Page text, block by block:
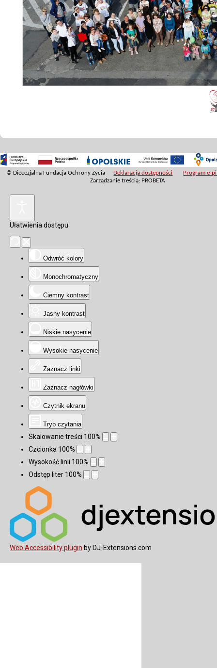
© Diecezjalna Fundacja Ochrony Życia Deklaracja dostępności
Program e-
Zarządzanie treścią: PROBETA
Ułatwienia dostępu
Odwróć kolory
Monochromatyczny
Ciemny kontrast
Jasny kontrast
Niskie nasycenie
Wysokie nasycenie
Zaznacz linki
Zaznacz nagłówki
Czytnik ekranu
Tryb czytania
Skalowanie treści 100%
Czcionka 100%
Wysokość linii 100%
Odstęp liter 100%
Web Accessibility plugin by DJ-Extensions.com